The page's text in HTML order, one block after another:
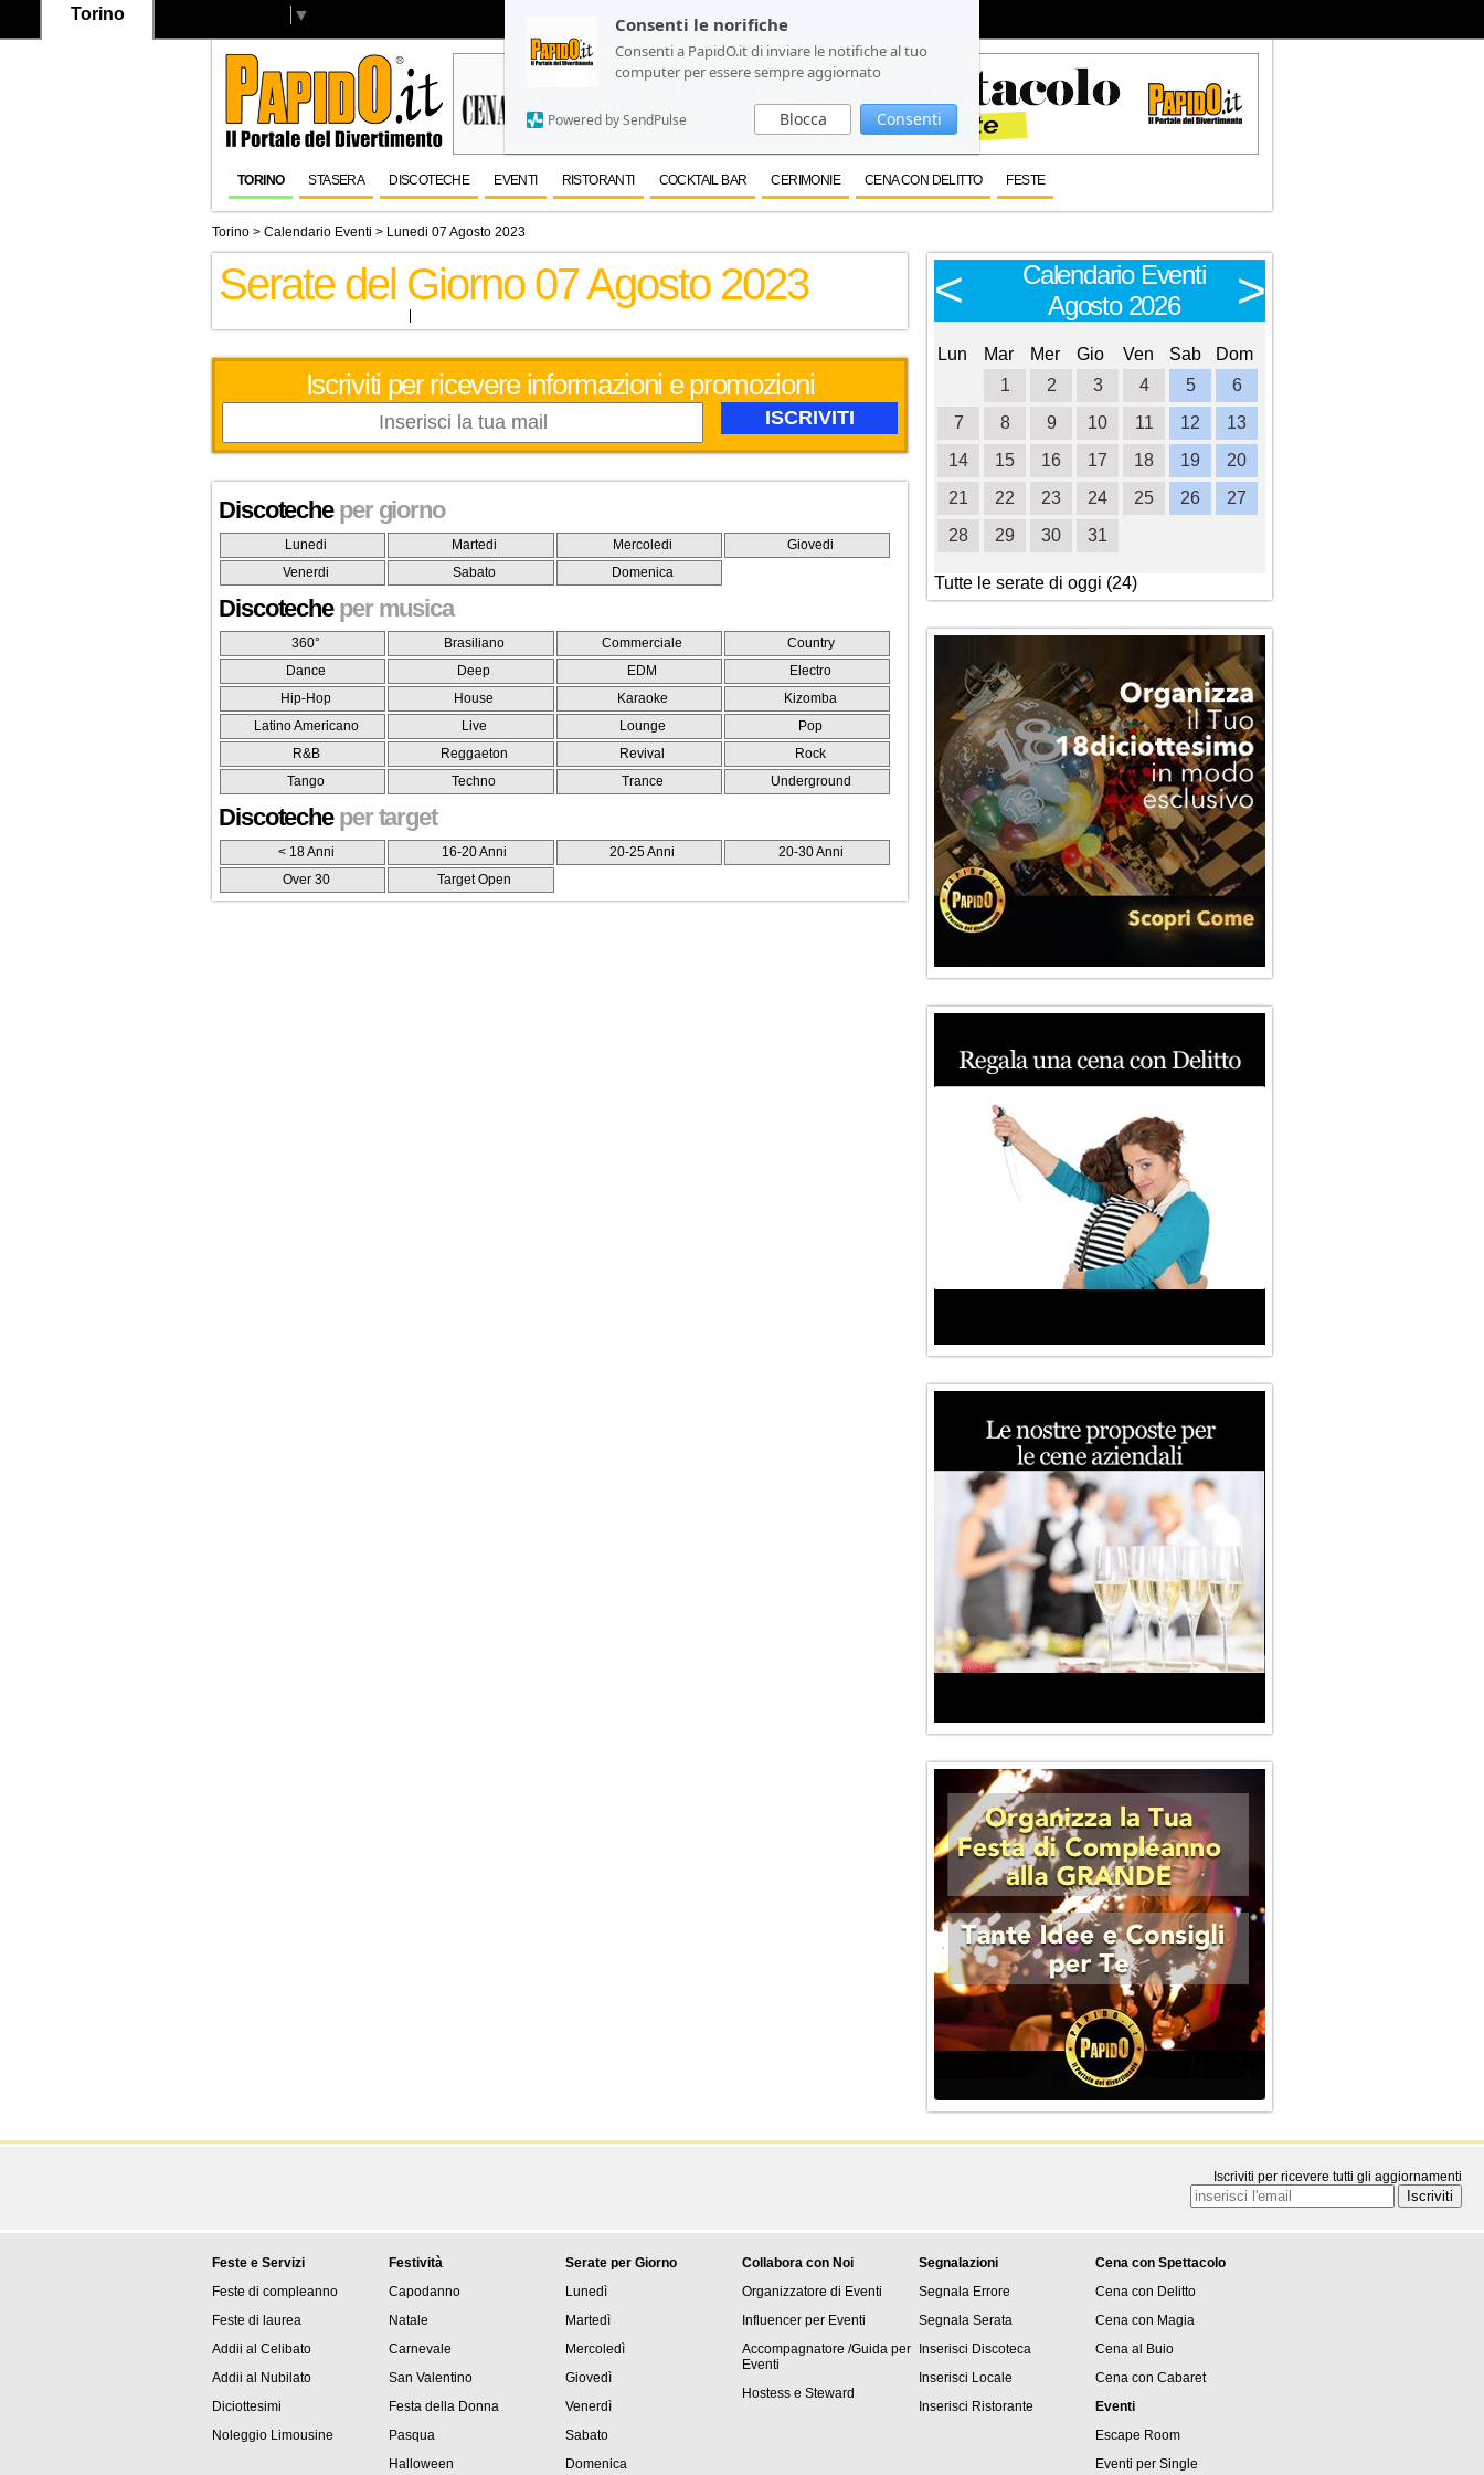
Consenti le norifiche
Consenti a PapidO.it di inviare le notifiche al tuo
computer per essere sempre aggiornato
Blocca Consenti
Powered by SendPulse
Consenti le norifiche
Consenti a PapidO.it di inviare le notifiche al tuo
computer per essere sempre aggiornato
Blocca Consenti
Powered by SendPulse
Torino ▼
TORINO STASERA DISCOTECHE EVENTI RISTORANTI COCKTAIL BAR CERIMONIE CENA CON DELITTO FESTE
Torino > Calendario Eventi > Lunedi 07 Agosto 2023
Serate del Giorno 07 Agosto 2023
Iscriviti per ricevere informazioni e promozioni
Discoteche per giorno
Lunedi Martedi Mercoledi
Giovedi
Venerdi
Sabato Domenica
Discoteche per musica
360° Brasiliano Commerciale
Country
Dance
Deep EDM
Electro
Hip-Hop
House Karaoke
Kizomba
Latino Americano
Live Lounge
Pop
R&B
Reggaeton Revival
Rock
Tango
Techno Trance Underground
Discoteche per target
< 18 Anni 16-20 Anni 20-25 Anni
20-30 Anni
Over 30
Target Open
<
Calendario Eventi
Ottobre 2026
Lun Mar Mer Gio Ven Sab
Dom
5 6
9
10 11 12 13 14
15
23
24 25 26 27 28
30
31
<
Calendario Eventi
Agosto 2026
>
Lun Mar Mer Gio Ven Sab
Dom
1
2 3 4 5
6
7
8 9 10 11 12
13
14
15 16 17 18 19
20
21
22 23 24 25 26
27
28
29 30 31
Tutte le serate di oggi (24)
Iscriviti per ricevere tutti gli aggiornamenti
Feste e Servizi
Feste di compleanno
Feste di laurea
Addii al Celibato
Addii al Nubilato
Diciottesimi
Noleggio Limousine
Festività
Capodanno
Natale
Carnevale
San Valentino
Festa della Donna
Pasqua
Halloween
Serate per Giorno
Lunedì
Martedì
Mercoledì
Giovedì
Venerdì
Sabato
Domenica
Collabora con Noi
Organizzatore di Eventi
Influencer per Eventi
Accompagnatore /Guida per
Eventi
Hostess e Steward
Segnalazioni
Segnala Errore
Segnala Serata
Inserisci Discoteca
Inserisci Locale
Inserisci Ristorante
Cena con Spettacolo
Cena con Delitto
Cena con Magia
Cena al Buio
Cena con Cabaret
Eventi
Escape Room
Eventi per Single